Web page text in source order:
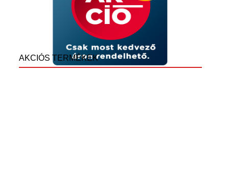
AKCIÓS TERMÉKEK